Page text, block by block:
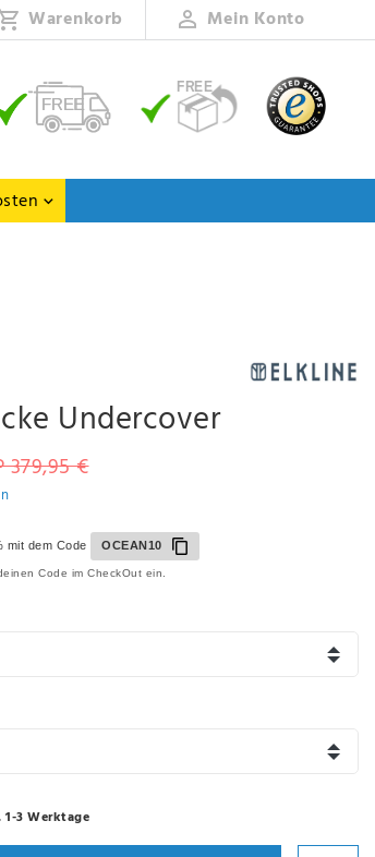
Warenkorb Mein Konto
Undercover
379,95 €
mit dem Code OCEAN10
Code im CheckOut ein.
3 Werktage